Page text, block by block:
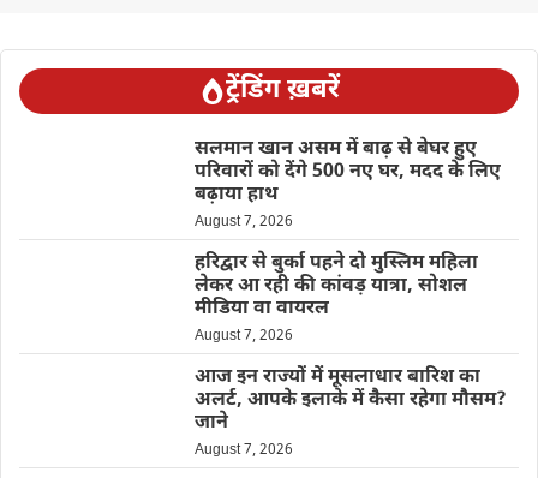
ट्रेंडिंग ख़बरें
सलमान खान असम में बाढ़ से बेघर हुए
परिवारों को देंगे 500 नए घर, मदद के लिए
बढ़ाया हाथ
August 7, 2026
हरिद्वार से बुर्का पहने दो मुस्लिम महिला
लेकर आ रही की कांवड़ यात्रा, सोशल
मीडिया वा वायरल
August 7, 2026
आज इन राज्यों में मूसलाधार बारिश का
अलर्ट, आपके इलाके में कैसा रहेगा मौसम?
जाने
August 7, 2026